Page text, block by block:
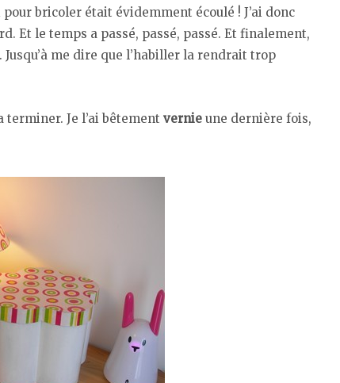
bricoler était évidemment écoulé ! J’ai donc
Et le temps a passé, passé, passé. Et finalement,
me dire que l’habiller la rendrait trop
terminer. Je l’ai bêtement vernie une dernière fois,